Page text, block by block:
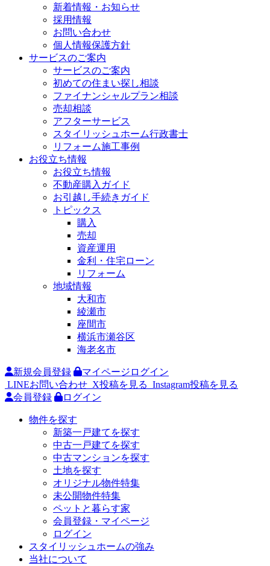
新着情報・お知らせ
採用情報
お問い合わせ
個人情報保護方針
サービスのご案内
サービスのご案内
初めての住まい探し相談
ファイナンシャルプラン相談
売却相談
アフターサービス
スタイリッシュホーム行政書士
リフォーム施工事例
お役立ち情報
お役立ち情報
不動産購入ガイド
お引越し手続きガイド
トピックス
購入
売却
資産運用
金利・住宅ローン
リフォーム
地域情報
大和市
綾瀬市
座間市
横浜市瀬谷区
海老名市
新規会員登録
マイページログイン
LINEお問い合わせ X投稿を見る Instagram投稿を見る
会員登録
ログイン
物件を探す
新築一戸建てを探す
中古一戸建てを探す
中古マンションを探す
土地を探す
オリジナル物件特集
未公開物件特集
ペットと暮らす家
会員登録・マイページ
ログイン
スタイリッシュホームの強み
当社について